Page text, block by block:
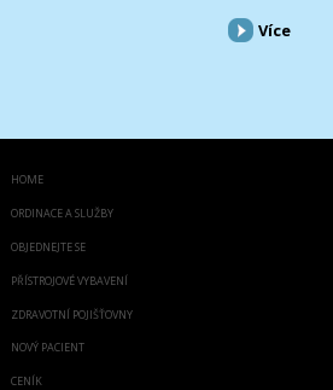
Více
HOME
ORDINACE A SLUŽBY
OBJEDNEJTE SE
PŘÍSTROJOVÉ VYBAVENÍ
ZDRAVOTNÍ POJIŠŤOVNY
NOVÝ PACIENT
CENÍK